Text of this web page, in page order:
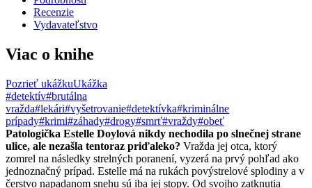
Recenzie
Vydavateľstvo
Viac o knihe
Pozrieť ukážkuUkážka
#detektív#brutálna
vražda#lekári#vyšetrovanie#detektívka#kriminálne
prípady#krimi#záhady#drogy#smrť#vraždy#obeť
Patologička Estelle Doylová nikdy nechodila po slnečnej strane
ulice, ale nezašla tentoraz priďaleko? Vražda jej otca, ktorý
zomrel na následky strelných poranení, vyzerá na prvý pohľad ako
jednoznačný prípad. Estelle má na rukách povýstrelové splodiny a v
čerstvo napadanom snehu sú iba jej stopy. Od svojho zatknutia